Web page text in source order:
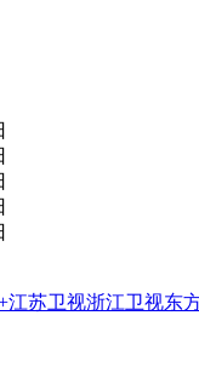
江苏卫视浙江卫视东